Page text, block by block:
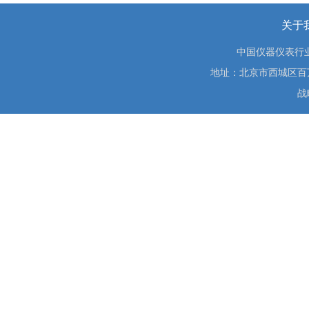
关于
中国仪器仪表
地址：北京市西城区
战